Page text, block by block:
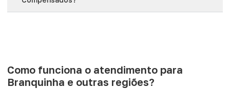
Como funciona o atendimento para
Branquinha e outras regiões?